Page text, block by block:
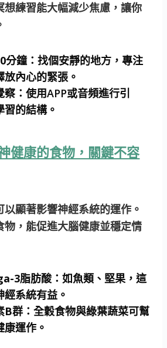
想練習能大幅減少焦慮，讓你
分鐘：找個安靜的地方，專注
放內心的緊張。
察：使用APP或音頻進行引
習的結構。
健康的食物，關鍵不容
顯著影響神經系統的運作。
物，能促進大腦健康並穩定情
3脂肪酸：如魚類、堅果，這
系統有益。
B群：全穀食物與綠葉蔬菜可幫
運作。